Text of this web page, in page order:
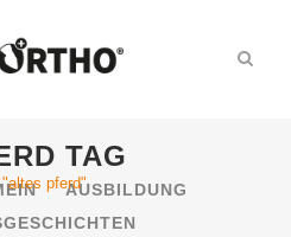
TAG
pferd"AUSBILDUNG